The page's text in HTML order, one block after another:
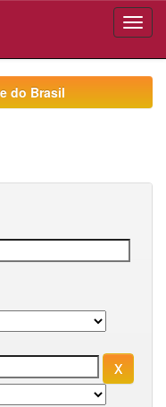
do Brasil